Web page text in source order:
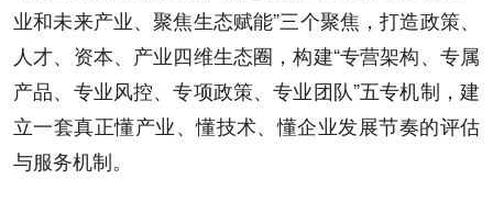
业和未来产业、聚焦生态赋能”三个聚焦，打造政策、
人才、资本、产业四维生态圈，构建“专营架构、专属
产品、专业风控、专项政策、专业团队”五专机制，建
立一套真正懂产业、懂技术、懂企业发展节奏的评估
与服务机制。